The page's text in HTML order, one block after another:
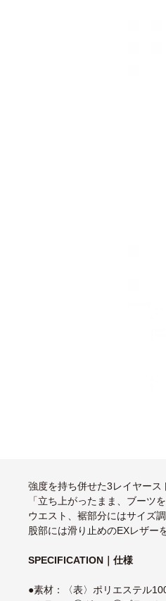
強度を持ち併せた3レイヤース
「立ち上がったまま、ブーツ
ウエスト、裾部分にはサイズ
股部には滑り止めのEXレザー
SPECIFICATION｜仕様
●素材：〈表〉ポリエステル